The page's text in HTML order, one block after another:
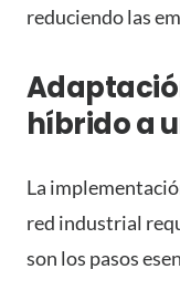
reduciendo las
híbrido a
La
red industrial
son los pasos